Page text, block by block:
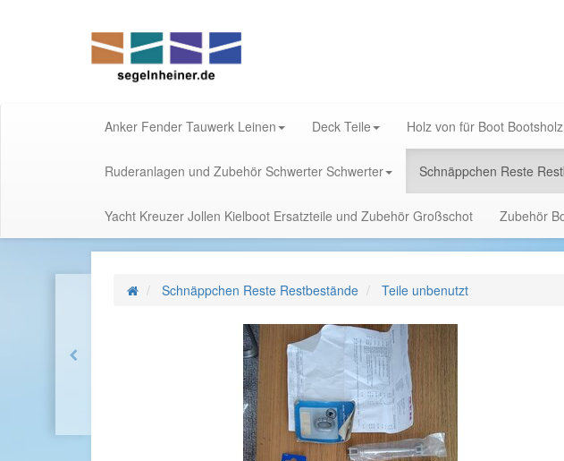
Anker Fender Tauwerk Leinen Deck Teile Holz von für Boot
Ruderanlagen und Zubehör Schwerter Schwerter Schnäppchen Reste
Yacht Kreuzer Jollen Kielboot Ersatzteile und Zubehör Großschot Zubehör
Schnäppchen Reste Restbestände Teile unbenutzt